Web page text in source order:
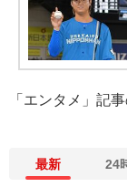
「エンタメ」記
最新 24